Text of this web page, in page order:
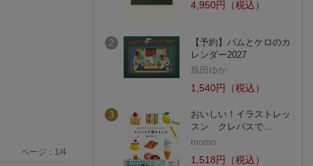
ページ： 1 /4
4,950円（税込）
2
【予約】バムとケロのカ
レンダー2027
島田ゆか
1,540円（税込）
3
おいしい！イラストレッ
スン クレパスで…
momo
1,518円（税込）